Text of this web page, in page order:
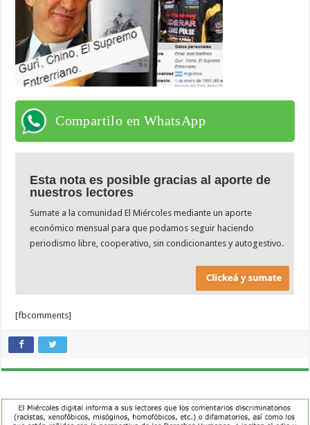
Compartilo en WhatsApp
Esta nota es posible gracias al aporte de
nuestros lectores
Sumate a la comunidad El Miércoles mediante un aporte
económico mensual para que podamos seguir haciendo
periodismo libre, cooperativo, sin condicionantes y autogestivo.
[fbcomments]